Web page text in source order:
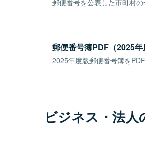
郵便番号を公表した市町村
郵便番号簿PDF（2025年
2025年度版郵便番号簿を
ビジネス・法